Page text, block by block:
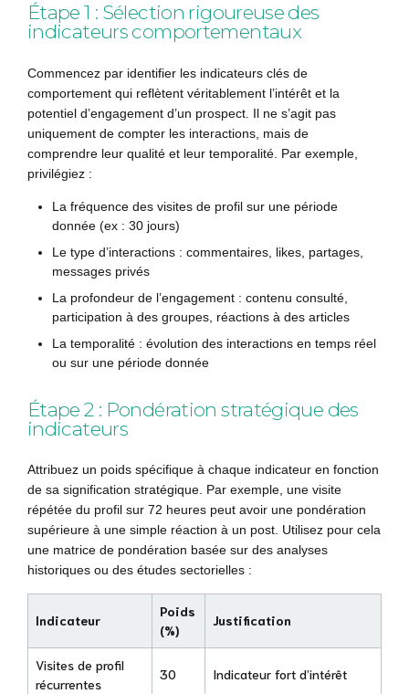
Étape 1 : Sélection rigoureuse des
indicateurs comportementaux
Commencez par identifier les indicateurs clés de
comportement qui reflètent véritablement l’intérêt et la
potentiel d’engagement d’un prospect. Il ne s’agit pas
uniquement de compter les interactions, mais de
comprendre leur qualité et leur temporalité. Par exemple,
privilégiez :
La fréquence des visites de profil sur une période
donnée (ex : 30 jours)
Le type d’interactions : commentaires, likes, partages,
messages privés
La profondeur de l’engagement : contenu consulté,
participation à des groupes, réactions à des articles
La temporalité : évolution des interactions en temps réel
ou sur une période donnée
Étape 2 : Pondération stratégique des
indicateurs
Attribuez un poids spécifique à chaque indicateur en fonction
de sa signification stratégique. Par exemple, une visite
répétée du profil sur 72 heures peut avoir une pondération
supérieure à une simple réaction à un post. Utilisez pour cela
une matrice de pondération basée sur des analyses
historiques ou des études sectorielles :
Indicateur
Poids
(%)
Justification
Visites de profil
récurrentes
30 Indicateur fort d’intérêt